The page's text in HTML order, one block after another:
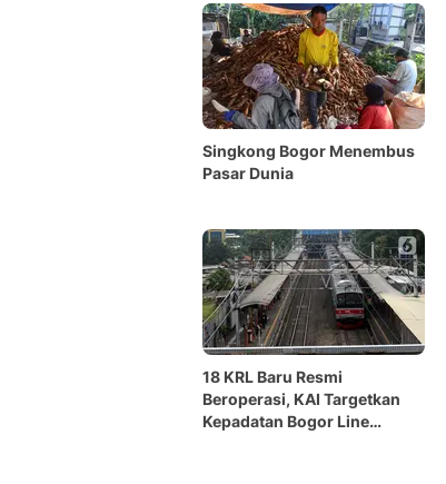
Singkong Bogor Menembus
Pasar Dunia
18 KRL Baru Resmi
Beroperasi, KAI Targetkan
Kepadatan Bogor Line